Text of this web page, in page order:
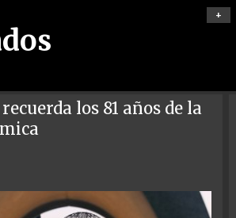
+
los 81 años de la